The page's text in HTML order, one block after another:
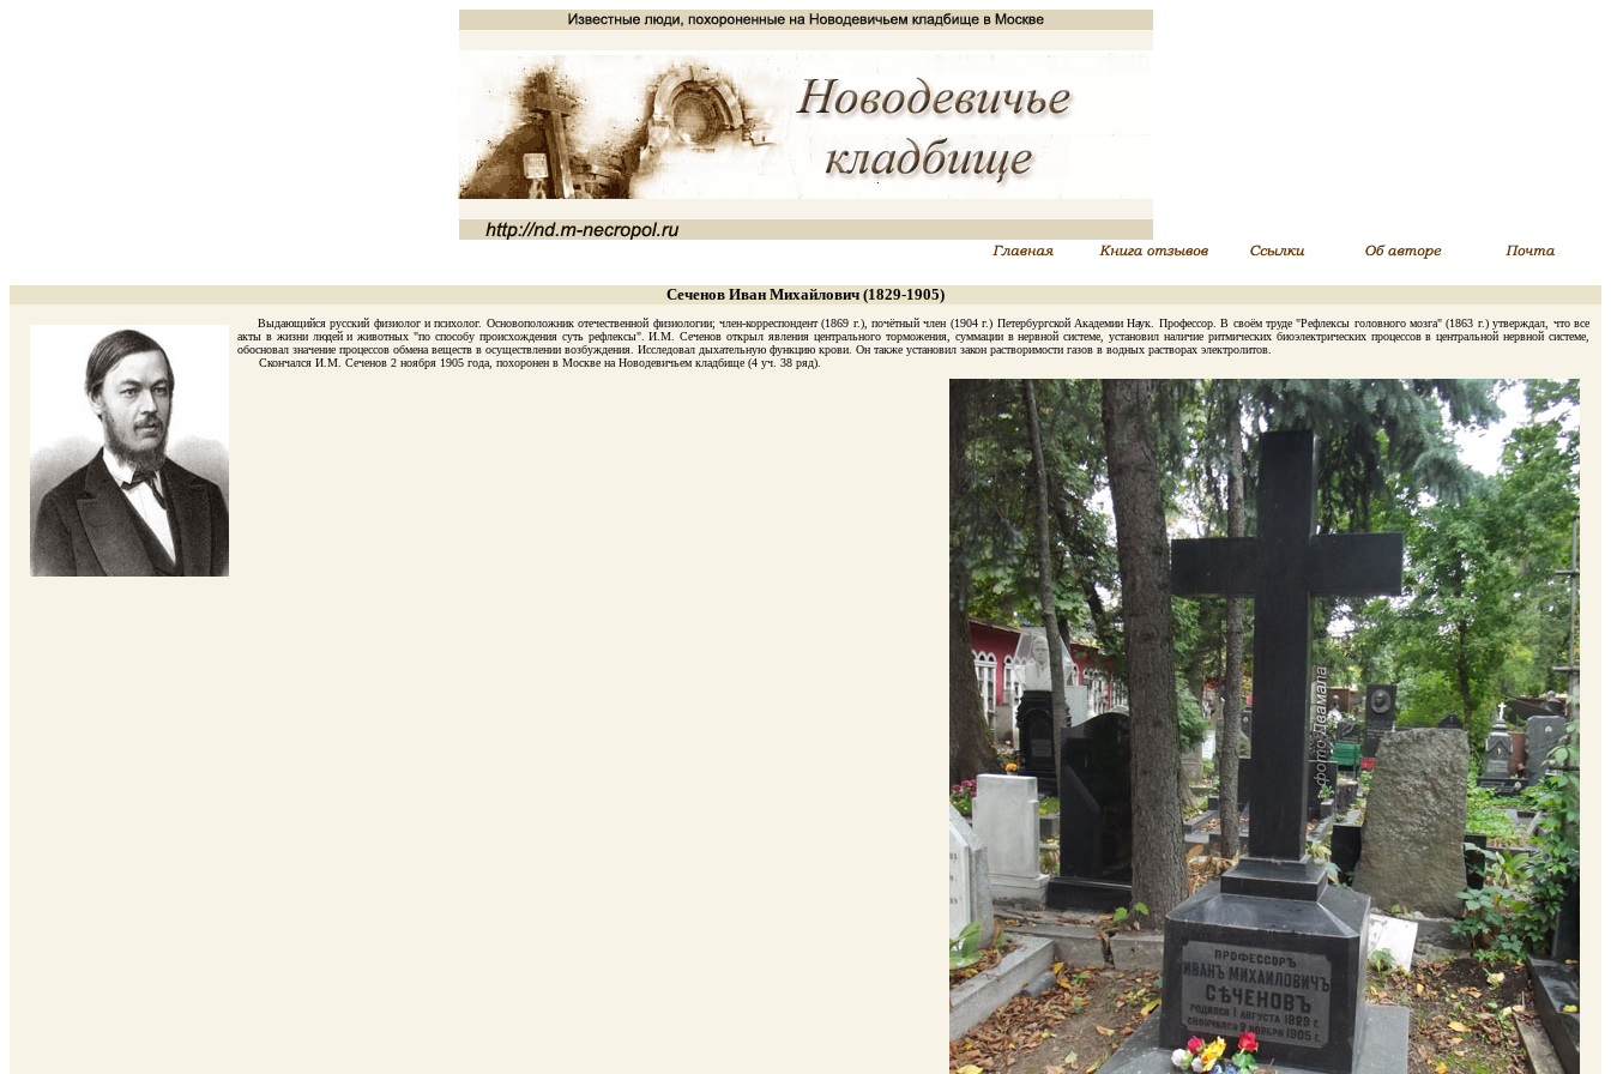
Сеченов Иван Михайлович (1829-1905)
Выдающийся русский физиолог и психолог. Основоположник отечественной физиологии; член-корреспондент (1869 г.), почётный член (1904 г.) Петербургской Академии Наук. Профессор. В своём труде "Рефлексы головного мозга" (1863 г.) утверждал, что все
акты в жизни людей и животных "по способу происхождения суть рефлексы". И.М. Сеченов открыл явления центрального торможения, суммации в нервной системе, установил наличие ритмических биоэлектрических процессов в центральной нервной системе,
обосновал значение процессов обмена веществ в осуществлении возбуждения. Исследовал дыхательную функцию крови. Он также установил закон растворимости газов в водных растворах электролитов.
Скончался И.М. Сеченов 2 ноября 1905 года, похоронен в Москве на Новодевичьем кладбище (4 уч. 38 ряд).